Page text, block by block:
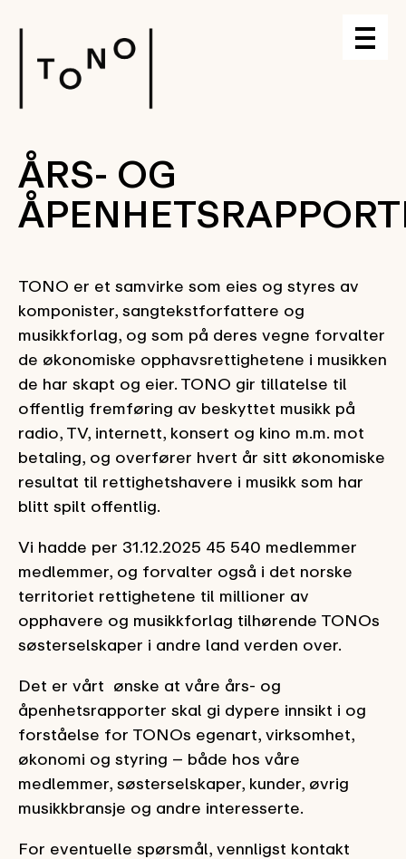
ÅRS- OG
TONO er et samvirke som eies og styres av
komponister, sangtekstforfattere og
musikkforlag, og som på deres vegne forvalter
de økonomiske opphavsrettighetene i musikken
de har skapt og eier. TONO gir tillatelse til
offentlig fremføring av beskyttet musikk på
radio, TV, internett, konsert og kino m.m. mot
betaling, og overfører hvert år sitt økonomiske
resultat til rettighetshavere i musikk som har
blitt spilt offentlig.
Vi hadde per 31.12.2025 45 540 medlemmer
medlemmer, og forvalter også i det norske
territoriet rettighetene til millioner av
opphavere og musikkforlag tilhørende TONOs
søsterselskaper i andre land verden over.
Det er vårt ønske at våre års- og
åpenhetsrapporter skal gi dypere innsikt i og
forståelse for TONOs egenart, virksomhet,
økonomi og styring – både hos våre
medlemmer, søsterselskaper, kunder, øvrig
musikkbransje og andre interesserte.
For eventuelle spørsmål, vennligst kontakt